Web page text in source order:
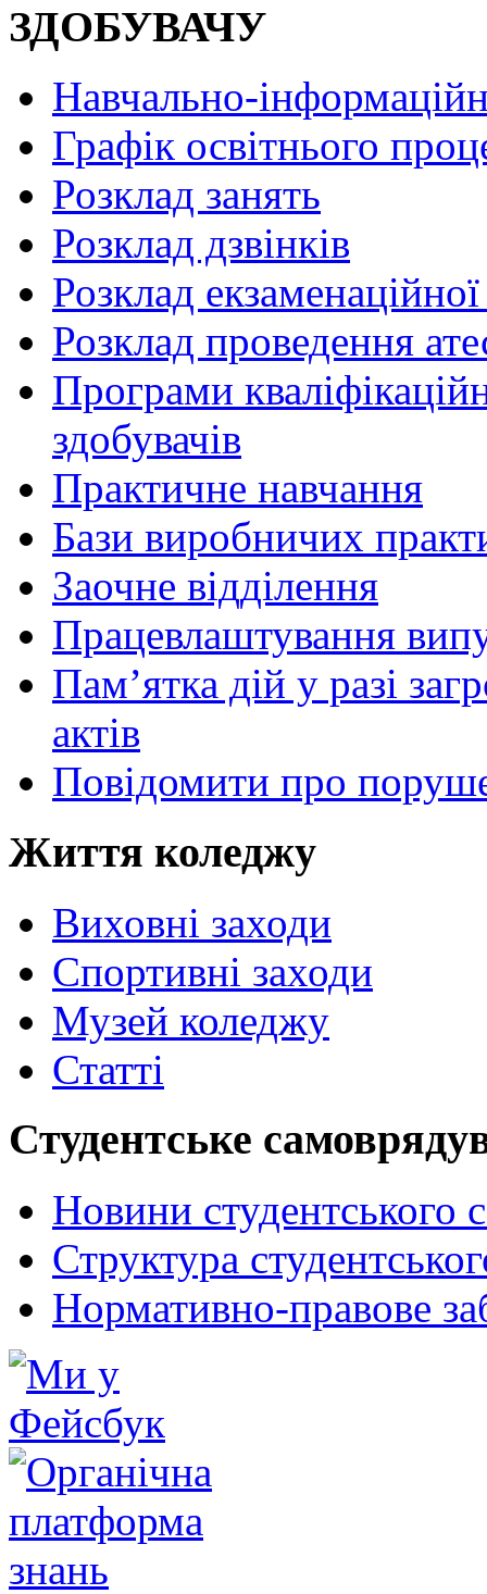
ЗДОБУВАЧУ
Навчально-
Графік освітнього
Розклад занять
Розклад дзвінків
Розклад екзаменаційної
Розклад проведення
Програми
здобувачів
Практичне навчання
Бази виробничих
Заочне відділення
Працевлаштування
Пам’ятка дій у разі
актів
Повідомити про
Життя коледжу
Виховні заходи
Спортивні заходи
Музей коледжу
Статті
Студентське
Новини студентського
Структура
Нормативно-правове